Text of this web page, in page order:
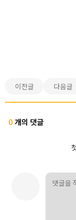
이전글 다음글
0개의 댓글